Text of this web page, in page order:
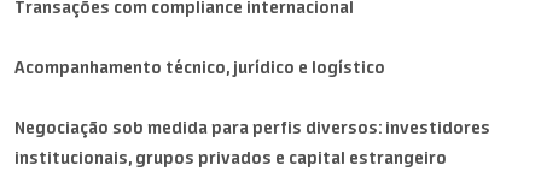
Transações com compliance internacional
Acompanhamento técnico, jurídico e logístico
Negociação sob medida para perfis diversos: investidores
institucionais, grupos privados e capital estrangeiro